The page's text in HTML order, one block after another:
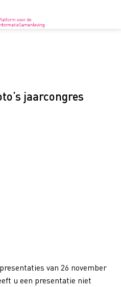
jaarcongres
van 26 november
u een presentatie niet